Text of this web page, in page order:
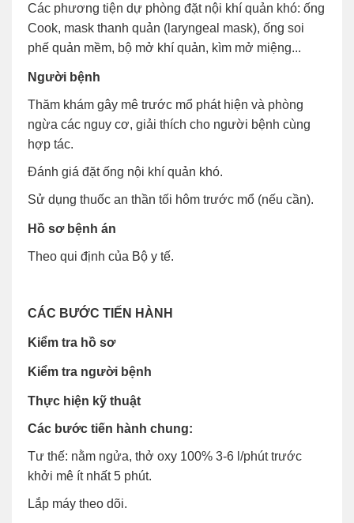
Các phương tiện dự phòng đặt nội khí quản khó: ống
Cook, mask thanh quản (laryngeal mask), ống soi
phế quản mềm, bộ mở khí quản, kìm mở miệng...
Người bệnh
Thăm khám gây mê trước mổ phát hiện và phòng
ngừa các nguy cơ, giải thích cho người bệnh cùng
hợp tác.
Đánh giá đặt ống nội khí quản khó.
Sử dụng thuốc an thần tối hôm trước mổ (nếu cần).
Hồ sơ bệnh án
Theo qui định của Bộ y tế.
CÁC BƯỚC TIẾN HÀNH
Kiểm tra hồ sơ
Kiểm tra người bệnh
Thực hiện kỹ thuật
Các bước tiến hành chung:
Tư thế: nằm ngửa, thở oxy 100% 3-6 l/phút trước
khởi mê ít nhất 5 phút.
Lắp máy theo dõi.